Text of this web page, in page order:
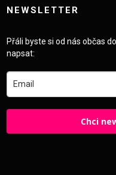
NEWSLETTER
Přáli byste si od nás občas
napsat:
Chci